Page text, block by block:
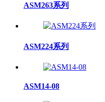
ASM263系列
ASM224系列
ASM14-08